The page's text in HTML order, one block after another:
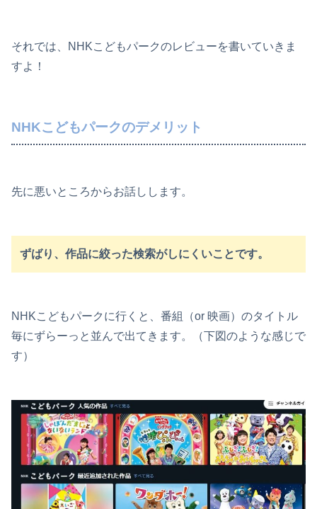
それでは、NHKこどもパークのレビューを書いていきま
すよ！
NHKこどもパークのデメリット
先に悪いところからお話しします。
ずばり、作品に絞った検索がしにくいことです。
NHKこどもパークに行くと、番組（or 映画）のタイトル
毎にずらーっと並んで出てきます。（下図のような感じで
す）